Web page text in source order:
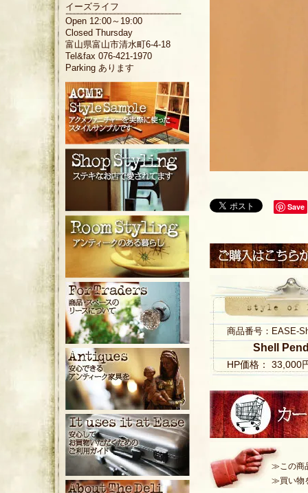
Save
商品番号：EASE-
Shell
HP価格： 33,000
≫この商
≫買い物
イーズライフ
Open 12:00～19:00
Closed Thursday
富山県富山市清水町6-4-18
Tel&fax 076-421-1970
Parking あります